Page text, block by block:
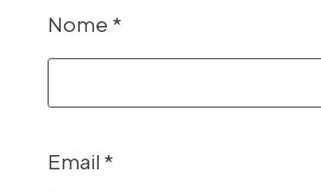
Nome *
Email *